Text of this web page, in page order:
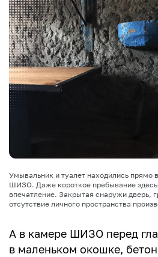
Умывальник и туалет находились прямо
ШИЗО. Даже короткое пребывание здесь
впечатление. Закрытая снаружи дверь,
отсутствие личного пространства
А в камере ШИЗО перед
в маленьком окошке,